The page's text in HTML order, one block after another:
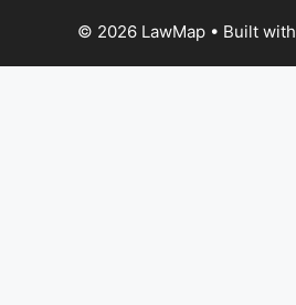
© 2026 LawMap• Built with